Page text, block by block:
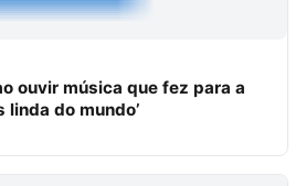
ouvir música que fez para a
linda do mundo’